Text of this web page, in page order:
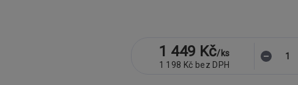
1 449 Kč/ks
1 198 Kč bez DPH